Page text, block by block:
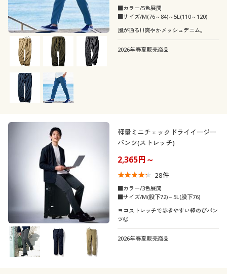
■カラー/5色展開
■サイズ/M(76～84)～5L(110～120)
風が通る! !爽やかメッシュデニム。
2026年春夏販売商品
軽量ミニチェックドライイージー
パンツ(ストレッチ)
2,365円～
28件
■カラー/3色展開
■サイズ/M(股下72)～5L(股下76)
ヨコストレッチで歩きやすい軽のびパン
ツ◎
2026年春夏販売商品